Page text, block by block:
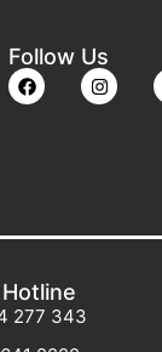
Follow Us
277 343